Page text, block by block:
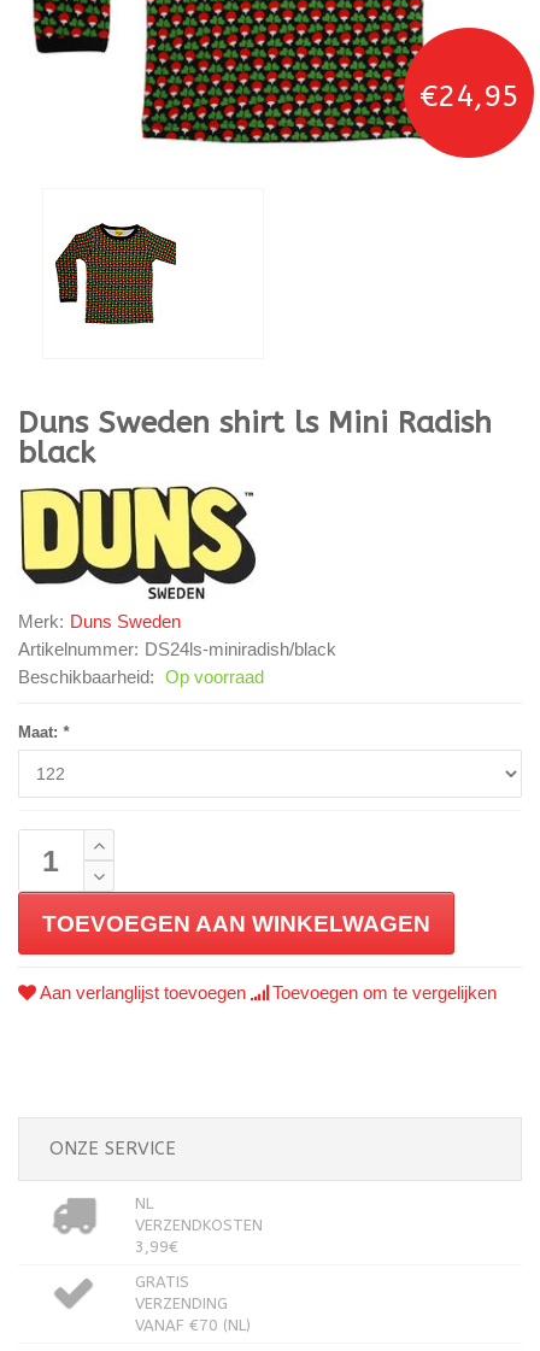
€24,95
Duns Sweden shirt ls Mini Radish
black
Merk: Duns Sweden
Artikelnummer: DS24ls-miniradish/black
Beschikbaarheid: Op voorraad
Maat: *
TOEVOEGEN AAN WINKELWAGEN
Aan verlanglijst toevoegen Toevoegen om te vergelijken
ONZE SERVICE
NL
VERZENDKOSTEN
3,99€
GRATIS
VERZENDING
VANAF €70 (NL)